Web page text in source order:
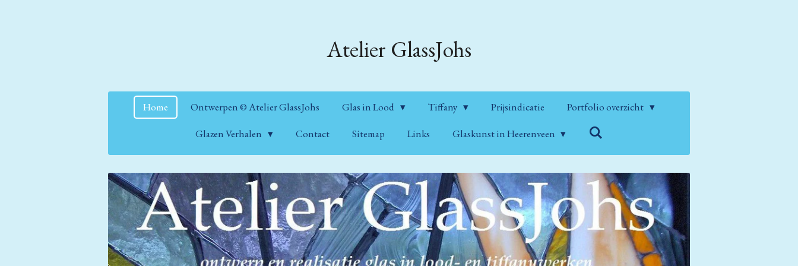
Atelier GlassJohs
Home Ontwerpen © Atelier GlassJohs Glas in Lood Tiffany Prijsindicatie Portfolio overzicht
Glazen Verhalen Contact Sitemap Links Glaskunst in Heerenveen